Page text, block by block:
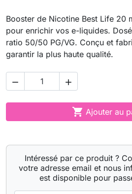
Booster de Nicotine Best Life 20
pour enrichir vos e-liquides.
ratio 50/50 PG/VG. Conçu et
garantir la plus haute qualité.
 
 Ajouter au
Intéressé par ce produit ?
votre adresse email et nous
est disponible pour